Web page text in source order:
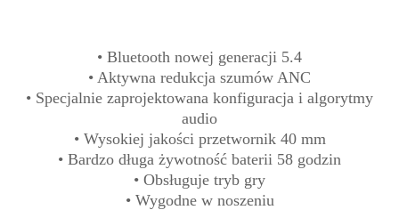
• Bluetooth nowej generacji 5.4
• Aktywna redukcja szumów ANC
• Specjalnie zaprojektowana konfiguracja i algorytmy
audio
• Wysokiej jakości przetwornik 40 mm
• Bardzo długa żywotność baterii 58 godzin
• Obsługuje tryb gry
• Wygodne w noszeniu